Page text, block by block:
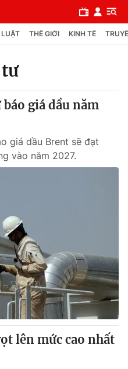
THẾ GIỚI KINH TẾ
báo giá dầu năm
giá dầu Brent sẽ đạt
vào năm 2027.
lên mức cao nhất